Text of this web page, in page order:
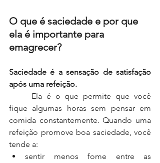
O que é saciedade e por que
ela é importante para
emagrecer?
Saciedade é a sensação de satisfação
após uma refeição.
fique algumas horas sem pensar em
comida constantemente. Quando uma
refeição promove boa saciedade, você
tende a:
sentir menos fome entre as